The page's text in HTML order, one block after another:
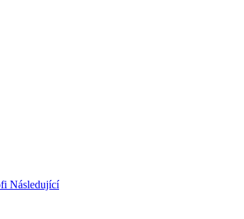
Následující